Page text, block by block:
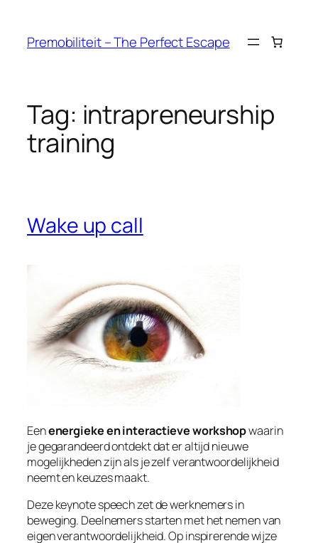
Premobiliteit – The Perfect Escape
Tag: intrapreneurship
training
Wake up call
Eenenergieke en interactieve workshopwaarin
je gegarandeerd ontdekt dat er altijd nieuwe
mogelijkheden zijn als je zelf verantwoordelijkheid
neemt en keuzes maakt.
Deze keynote speech zet de werknemers in
beweging. Deelnemers starten met het nemen van
eigen verantwoordelijkheid. Op inspirerende wijze